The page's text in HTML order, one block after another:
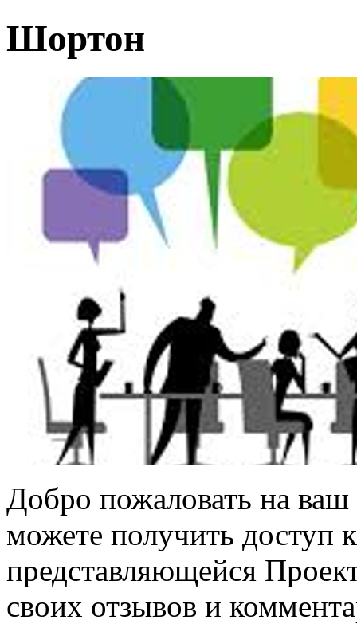
Шортон
Добро пожаловать на
можете получить доступ
представляющейся
своих отзывов и